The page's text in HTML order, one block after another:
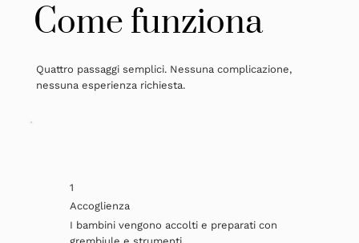
Come funziona
Quattro passaggi semplici. Nessuna complicazione,
nessuna esperienza richiesta.
1
Accoglienza
I bambini vengono accolti e preparati con